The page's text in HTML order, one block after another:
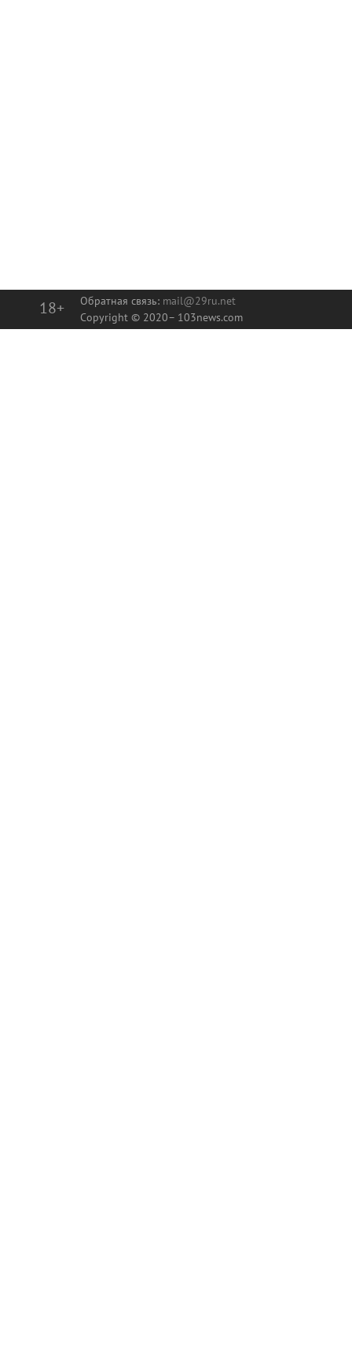
18+ Обратная связь: mail@29ru.net
Copyright © 2020– 103news.com